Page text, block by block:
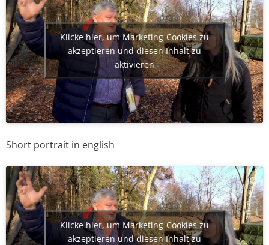
Klicke hier, um Marketing-Cookies zu
akzeptieren und diesen Inhalt zu
aktivieren
Short portrait in english
Klicke hier, um Marketing-Cookies zu
akzeptieren und diesen Inhalt zu